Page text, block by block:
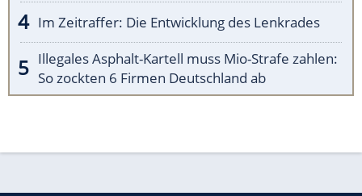
Im Zeitraffer: Die Entwicklung des Lenkrades
Illegales Asphalt-Kartell muss Mio-Strafe zahlen:
So zockten 6 Firmen Deutschland ab